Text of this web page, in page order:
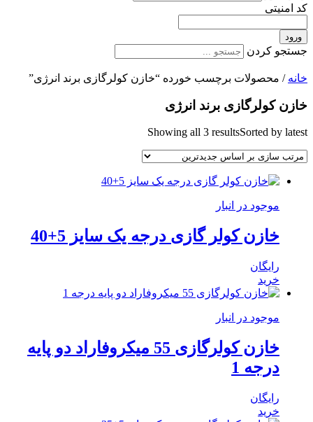
کد امنیتی
ورود
جستجو کردن
خانه / محصولات برچسب خورده “خازن کولرگازی برند انرژی”
خازن کولرگازی برند انرژی
Showing all 3 resultsSorted by latest
موجود در انبار
خازن کولر گازی درجه یک سایز 5+40
رایگان
خرید
موجود در انبار
خازن کولرگازی 55 میکروفاراد دو پایه
درجه 1
رایگان
خرید